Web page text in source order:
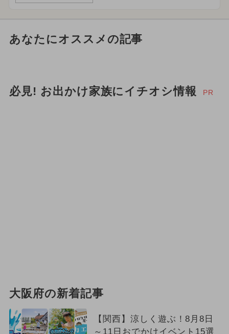
あなたにオススメの記事
必見! お出かけ家族にイチオシ情報 PR
大阪府の新着記事
【関西】涼しく遊ぶ！8月8日
～11日おでかけイベント15選